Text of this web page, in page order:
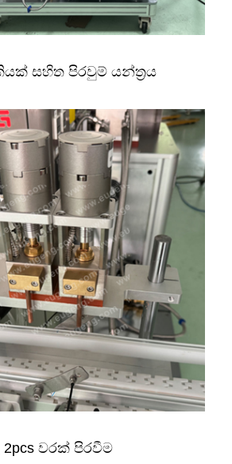
සහිත පිරවුම් යන්ත්‍රය
වරක් පිරවීම